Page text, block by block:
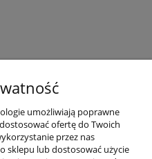
z nasząpolityką
umożliwiają poprawne
ofertę do Twoich
przez nas
sklepu lub dostosować użycie